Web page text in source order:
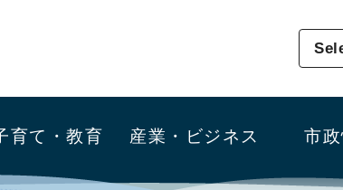
育て・教育 産業・ビジネス 市